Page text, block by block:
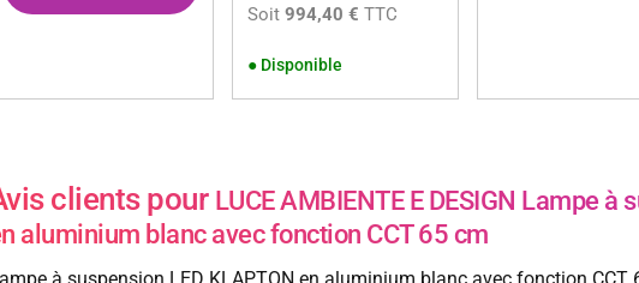
Soit994,40 € TTC
● Disponible
clients pour LUCE AMBIENTE E DESIGN Lampe à
aluminium blanc avec fonction CCT 65 cm